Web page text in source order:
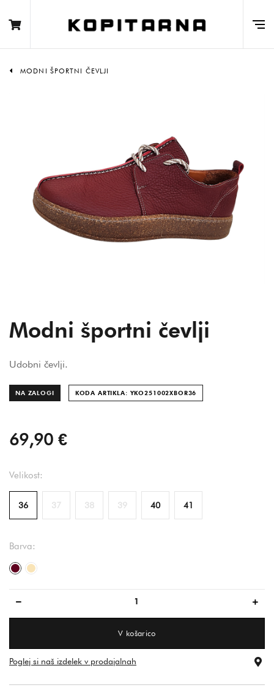
MODNI ŠPORTNI ČEVLJI
Modni športni čevlji
Udobni čevlji.
NA ZALOGI KODA ARTIKLA: YKO251002XBOR36
69,90 €
Velikost:
36 37 38 39 40 41
Barva:
bordobež
V košarico
Poglej si naš izdelek v prodajalnah